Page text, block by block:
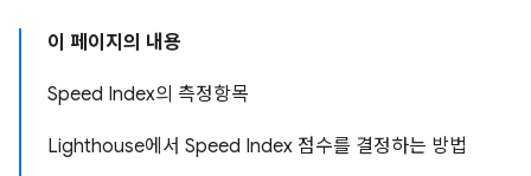
이 페이지의 내용
Speed Index의 측정항목
Lighthouse에서 Speed Index 점수를 결정하는 방법